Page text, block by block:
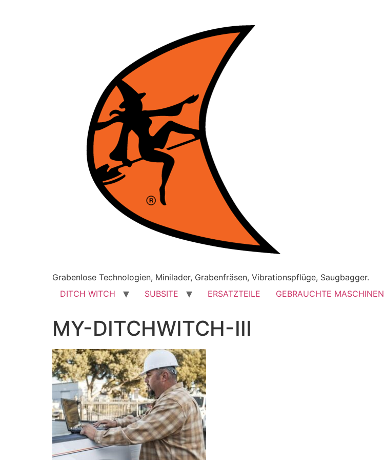
Grabenlose Technologien, Minilader, Grabenfräsen, Vibrationspflüge, Saugbagger.
DITCH WITCH
SUBSITE ERSATZTEILE GEBRAUCHTE MASCHINEN
MY-DITCHWITCH-III